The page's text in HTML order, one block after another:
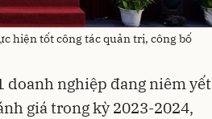
hiện tốt công tác quản trị, công bố
doanh nghiệp đang niêm yết
giá trong kỳ 2023-2024,